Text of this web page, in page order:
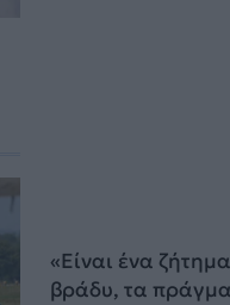
«Είναι ένα
βράδυ, τα